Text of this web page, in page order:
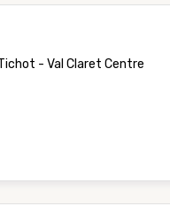
- Val Claret Centre